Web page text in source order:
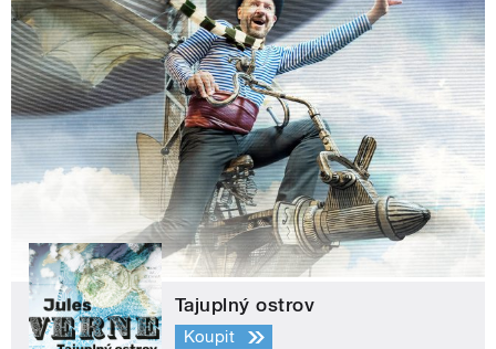
Tajuplný ostrov
Koupit